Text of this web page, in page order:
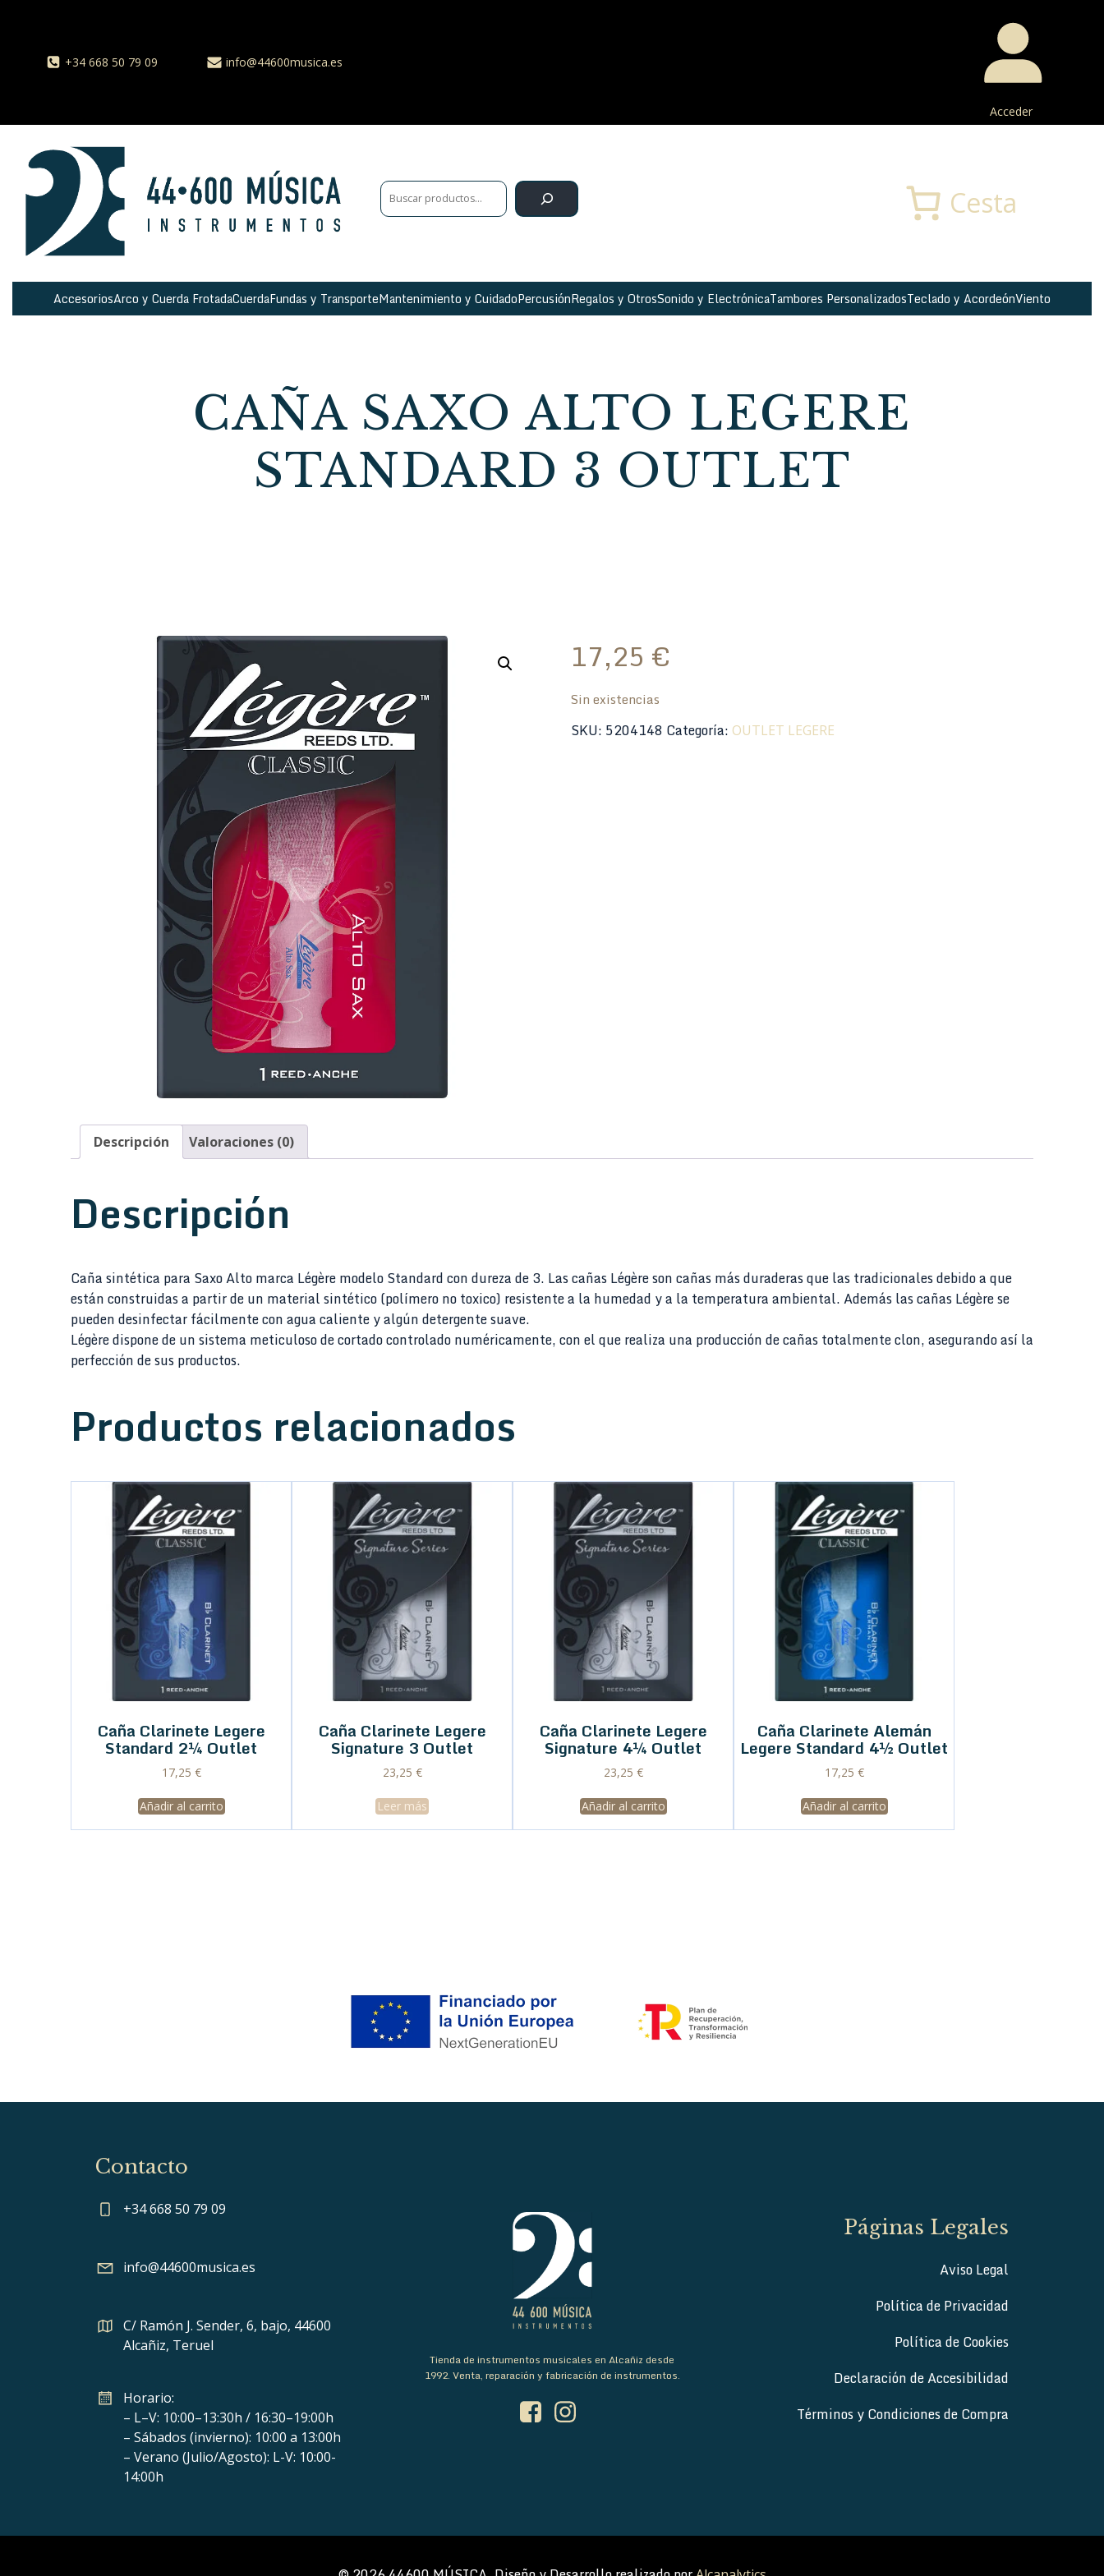
+34 668 50 79 09 info@44600musica.es
Acceder
Cesta
AccesoriosArco y Cuerda FrotadaCuerdaFundas y TransporteMantenimiento y CuidadoPercusiónRegalos y OtrosSonido y ElectrónicaTambores PersonalizadosTeclado y AcordeónViento
CAÑA SAXO ALTO LEGERE
STANDARD 3 OUTLET
17,25 €
Sin existencias
SKU: 5204148 Categoría: OUTLET LEGERE
Descripción Valoraciones (0)
Descripción
Caña sintética para Saxo Alto marca Légère modelo Standard con dureza de 3. Las cañas Légère son cañas más duraderas que las tradicionales debido a que
están construidas a partir de un material sintético (polímero no toxico) resistente a la humedad y a la temperatura ambiental. Además las cañas Légère se
pueden desinfectar fácilmente con agua caliente y algún detergente suave.
Légère dispone de un sistema meticuloso de cortado controlado numéricamente, con el que realiza una producción de cañas totalmente clon, asegurando así la
perfección de sus productos.
Productos relacionados
Caña Clarinete Legere
Standard 2¼ Outlet
17,25 €
Añadir al carrito
Caña Clarinete Legere
Signature 3 Outlet
23,25 €
Leer más
Caña Clarinete Legere
Signature 4¼ Outlet
23,25 €
Añadir al carrito
Caña Clarinete Alemán
Legere Standard 4½ Outlet
17,25 €
Añadir al carrito
Contacto
+34 668 50 79 09
info@44600musica.es
C/ Ramón J. Sender, 6, bajo, 44600
Alcañiz, Teruel
Horario:
– L–V: 10:00–13:30h / 16:30–19:00h
– Sábados (invierno): 10:00 a 13:00h
– Verano (Julio/Agosto): L-V: 10:00-
14:00h
Tienda de instrumentos musicales en Alcañiz desde
1992. Venta, reparación y fabricación de instrumentos.
Páginas Legales
Aviso Legal
Política de Privacidad
Política de Cookies
Declaración de Accesibilidad
Términos y Condiciones de Compra